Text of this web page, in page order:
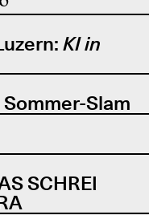
KI in
Slam
SCHREI